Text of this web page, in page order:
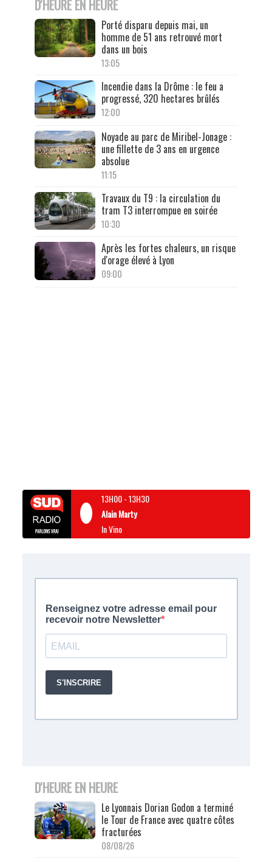
D'HEURE EN HEURE
Porté disparu depuis mai, un
homme de 51 ans retrouvé mort
dans un bois
13:05
Incendie dans la Drôme : le feu a
progressé, 320 hectares brûlés
12:00
Noyade au parc de Miribel-Jonage :
une fillette de 3 ans en urgence
absolue
11:15
Travaux du T9 : la circulation du
tram T3 interrompue en soirée
10:30
Après les fortes chaleurs, un risque
d'orage élevé à Lyon
09:00
13H00-13H30
Alain Marty
In Vino
D'HEURE EN HEURE
Le Lyonnais Dorian Godon a terminé
le Tour de France avec quatre côtes
fracturées
08/08/26